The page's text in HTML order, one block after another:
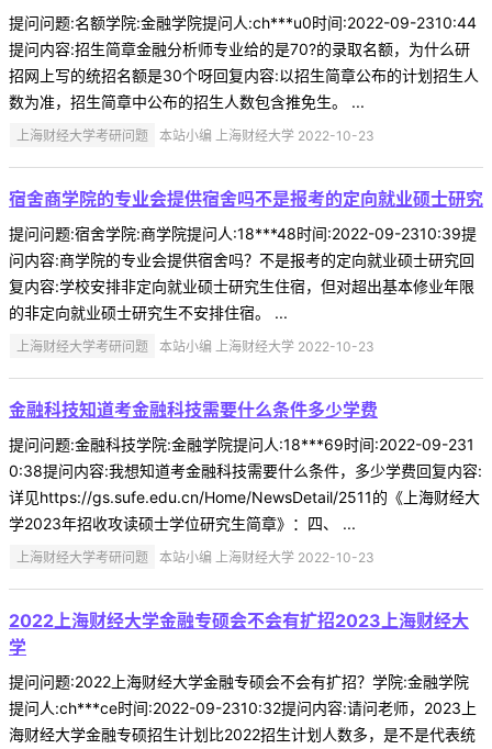
提问问题:名额学院:金融学院提问人:ch***u0时间:2022-09-2310:44
提问内容:招生简章金融分析师专业给的是70?的录取名额，为什么研
招网上写的统招名额是30个呀回复内容:以招生简章公布的计划招生人
数为准，招生简章中公布的招生人数包含推免生。 ...
上海财经大学考研问题 本站小编 上海财经大学 2022-10-23
宿舍商学院的专业会提供宿舍吗不是报考的定向就业硕士研究
提问问题:宿舍学院:商学院提问人:18***48时间:2022-09-2310:39提
问内容:商学院的专业会提供宿舍吗？不是报考的定向就业硕士研究回
复内容:学校安排非定向就业硕士研究生住宿，但对超出基本修业年限
的非定向就业硕士研究生不安排住宿。 ...
上海财经大学考研问题 本站小编 上海财经大学 2022-10-23
金融科技知道考金融科技需要什么条件多少学费
提问问题:金融科技学院:金融学院提问人:18***69时间:2022-09-231
0:38提问内容:我想知道考金融科技需要什么条件，多少学费回复内容:
详见https://gs.sufe.edu.cn/Home/NewsDetail/2511的《上海财经大
学2023年招收攻读硕士学位研究生简章》：四、 ...
上海财经大学考研问题 本站小编 上海财经大学 2022-10-23
2022上海财经大学金融专硕会不会有扩招2023上海财经大
学
提问问题:2022上海财经大学金融专硕会不会有扩招？学院:金融学院
提问人:ch***ce时间:2022-09-2310:32提问内容:请问老师，2023上
海财经大学金融专硕招生计划比2022招生计划人数多，是不是代表统